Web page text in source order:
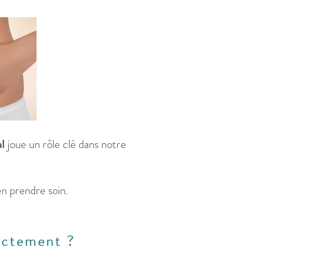
joue un rôle clé dans notre
prendre soin.
?